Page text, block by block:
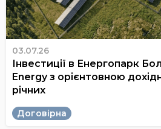
03.07.26
Інвестиції в Енергопарк
Energy з орієнтовною
річних
Договірна